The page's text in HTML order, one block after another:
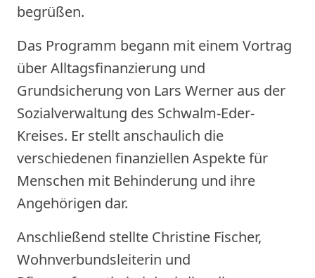
begrüßen.
Das Programm begann mit einem Vortrag
über Alltagsfinanzierung und
Grundsicherung von Lars Werner aus der
Sozialverwaltung des Schwalm-Eder-
Kreises. Er stellt anschaulich die
verschiedenen finanziellen Aspekte für
Menschen mit Behinderung und ihre
Angehörigen dar.
Anschließend stellte Christine Fischer,
Wohnverbundsleiterin und